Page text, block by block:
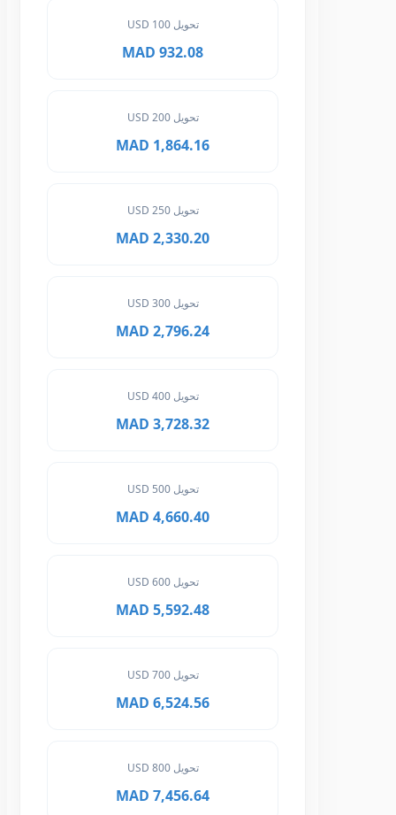
تحويل 100 USD
932.08 MAD
تحويل 200 USD
1,864.16 MAD
تحويل 250 USD
2,330.20 MAD
تحويل 300 USD
2,796.24 MAD
تحويل 400 USD
3,728.32 MAD
تحويل 500 USD
4,660.40 MAD
تحويل 600 USD
5,592.48 MAD
تحويل 700 USD
6,524.56 MAD
تحويل 800 USD
7,456.64 MAD